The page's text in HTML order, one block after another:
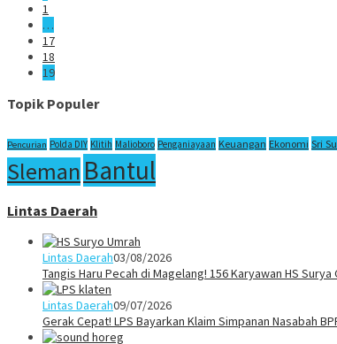
1
…
17
18
19
Topik Populer
Pencurian Polda DIY Klitih Malioboro Penganiayaan Keuangan Ekonomi Sri
Sleman Bantul
Lintas Daerah
Lintas Daerah03/08/2026
Tangis Haru Pecah di Magelang! 156 Karyawan HS
Lintas Daerah09/07/2026
Gerak Cepat! LPS Bayarkan Klaim Simpanan Nasabah